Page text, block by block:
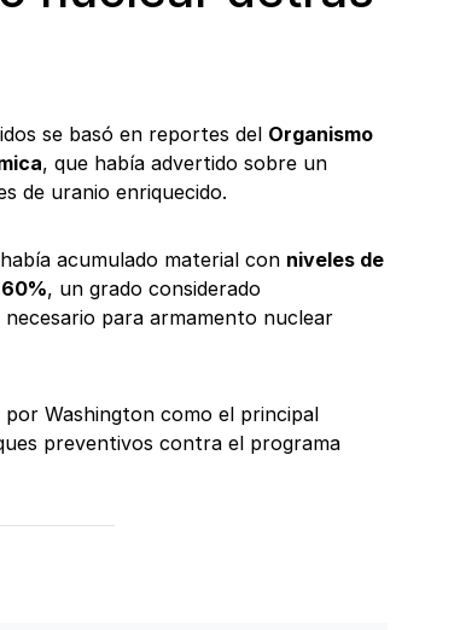
se basó en reportes del Organismo
, que había advertido sobre un
de uranio enriquecido.
acumulado material con niveles de
, un grado considerado
para armamento nuclear
Washington como el principal
preventivos contra el programa